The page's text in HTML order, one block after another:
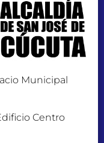
Municipal
Centro